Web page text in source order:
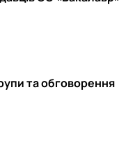
та обговорення